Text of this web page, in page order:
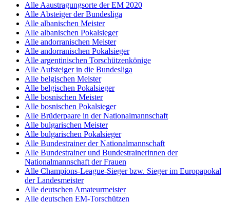
Alle Aaustragungsorte der EM 2020
Alle Absteiger der Bundesliga
Alle albanischen Meister
Alle albanischen Pokalsieger
Alle andorranischen Meister
Alle andorranischen Pokalsieger
Alle argentinischen Torschützenkönige
Alle Aufsteiger in die Bundesliga
Alle belgischen Meister
Alle belgischen Pokalsieger
Alle bosnischen Meister
Alle bosnischen Pokalsieger
Alle Brüderpaare in der Nationalmannschaft
Alle bulgarischen Meister
Alle bulgarischen Pokalsieger
Alle Bundestrainer der Nationalmannschaft
Alle Bundestrainer und Bundestrainerinnen der
Nationalmannschaft der Frauen
Alle Champions-League-Sieger bzw. Sieger im Europapokal
der Landesmeister
Alle deutschen Amateurmeister
Alle deutschen EM-Torschützen